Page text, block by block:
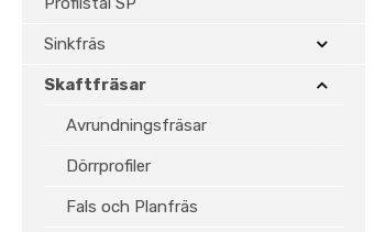
Sinkfräs
Skaftfräsar
Avrundningsfräsar
Dörrprofiler
Fals och Planfräs